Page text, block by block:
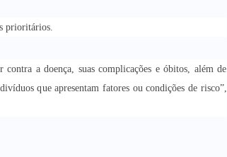
prioritários.
a doença, suas complicações e óbitos, além de
que apresentam fatores ou condições de risco”,